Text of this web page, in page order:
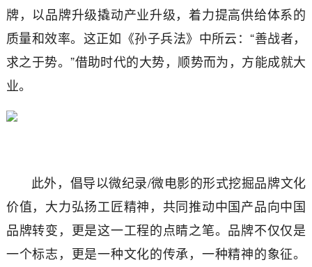
牌，以品牌升级撬动产业升级，着力提高供给体系的
质量和效率。这正如《孙子兵法》中所云：“善战者，
求之于势。”借助时代的大势，顺势而为，方能成就大
业。
此外，倡导以微纪录/微电影的形式挖掘品牌文化
价值，大力弘扬工匠精神，共同推动中国产品向中国
品牌转变，更是这一工程的点睛之笔。品牌不仅仅是
一个标志，更是一种文化的传承，一种精神的象征。